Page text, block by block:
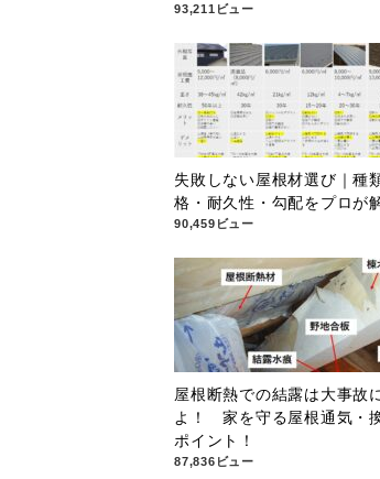
93,211ビュー
失敗しない屋根材選び｜種
格・耐久性・勾配をプロが
90,459ビュー
屋根断熱での結露は大事故
よ！ 家を守る屋根通気・
ポイント！
87,836ビュー